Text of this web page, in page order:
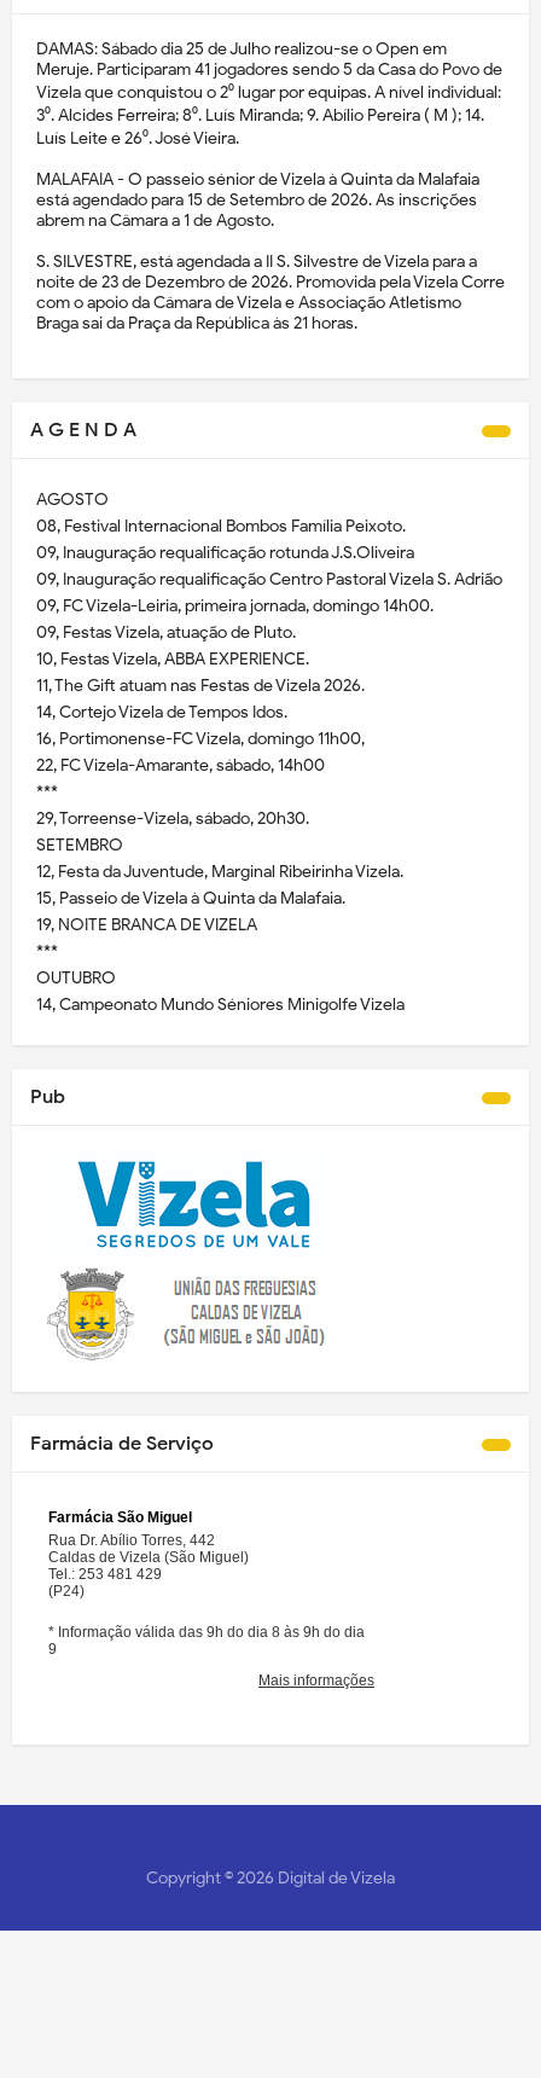
DAMAS: Sábado dia 25 de Julho realizou-se o Open em
Meruje. Participaram 41 jogadores sendo 5 da Casa do Povo de
Vizela que conquistou o 2⁰ lugar por equipas. A nível individual:
3⁰. Alcides Ferreira; 8⁰. Luís Miranda; 9. Abílio Pereira ( M ); 14.
Luís Leite e 26⁰. José Vieira.
MALAFAIA - O passeio sénior de Vizela à Quinta da Malafaia
está agendado para 15 de Setembro de 2026. As inscrições
abrem na Câmara a 1 de Agosto.
S. SILVESTRE, está agendada a II S. Silvestre de Vizela para a
noite de 23 de Dezembro de 2026. Promovida pela Vizela Corre
com o apoio da Câmara de Vizela e Associação Atletismo
Braga sai da Praça da República às 21 horas.
A G E N D A
AGOSTO
08, Festival Internacional Bombos Família Peixoto.
09, Inauguração requalificação rotunda J.S.Oliveira
09, Inauguração requalificação Centro Pastoral Vizela S. Adrião
09, FC Vizela-Leiria, primeira jornada, domingo 14h00.
09, Festas Vizela, atuação de Pluto.
10, Festas Vizela, ABBA EXPERIENCE.
11, The Gift atuam nas Festas de Vizela 2026.
14, Cortejo Vizela de Tempos Idos.
16, Portimonense-FC Vizela, domingo 11h00,
22, FC Vizela-Amarante, sábado, 14h00
***
29, Torreense-Vizela, sábado, 20h30.
SETEMBRO
12, Festa da Juventude, Marginal Ribeirinha Vizela.
15, Passeio de Vizela à Quinta da Malafaia.
19, NOITE BRANCA DE VIZELA
***
OUTUBRO
14, Campeonato Mundo Séniores Minigolfe Vizela
Pub
Farmácia de Serviço
Copyright ©2026 Digital de Vizela